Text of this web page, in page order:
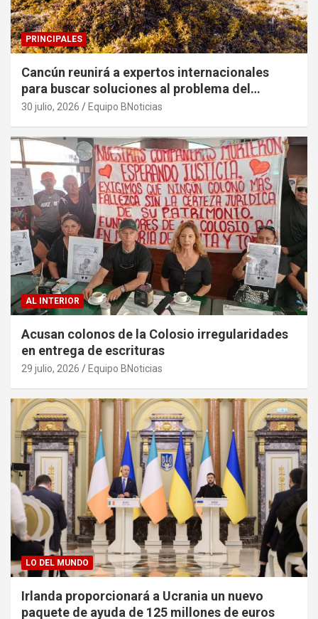
PRINCIPALES
Cancún reunirá a expertos internacionales
para buscar soluciones al problema del
sargazo
30 julio, 2026 Equipo BNoticias
AL INTERIOR
Acusan colonos de la Colosio irregularidades
en entrega de escrituras
29 julio, 2026 Equipo BNoticias
LO DEL MUNDO
Irlanda proporcionará a Ucrania un nuevo
paquete de ayuda de 125 millones de euros